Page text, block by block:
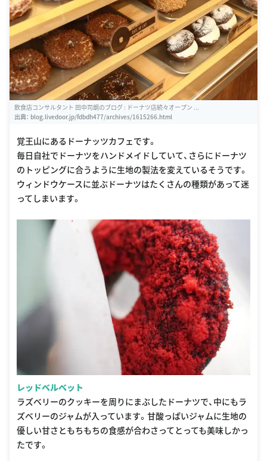
飲食店コンサルタント 田中司朗のブログ : ドーナツ店続々オープン ...
出典： blog.livedoor.jp/fdbdh477/archives/1615266.html
覚王山にあるドーナッツカフェです。
毎日自社でドーナツをハンドメイドしていて、さらにドーナツ
のトッピングに合うように生地の製法を変えているそうです。
ウィンドウケースに並ぶドーナツはたくさんの種類があって迷
ってしまいます。
レッドベルベット
ラズベリーのクッキーを周りにまぶしたドーナツで、中にもラ
ズベリーのジャムが入っています。甘酸っぱいジャムに生地の
優しい甘さともちもちの食感が合わさってとっても美味しかっ
たです。